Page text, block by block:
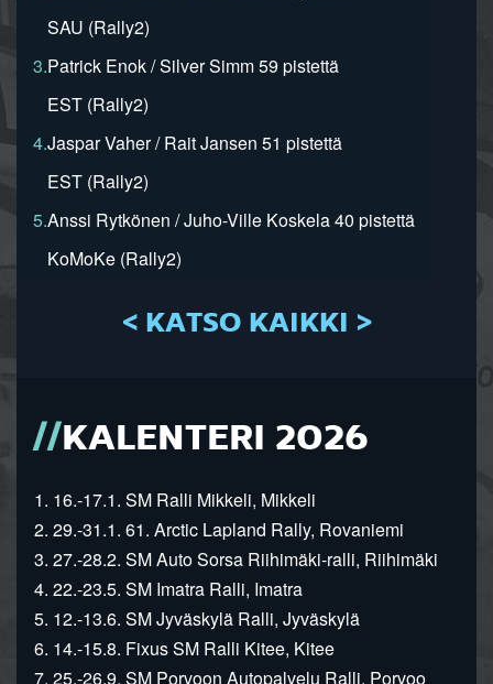
SAU (Rally2)
3.Patrick Enok / Silver Simm 59 pistettä
EST (Rally2)
4.Jaspar Vaher / Rait Jansen 51 pistettä
EST (Rally2)
5.Anssi Rytkönen / Juho-Ville Koskela 40 pistettä
KoMoKe (Rally2)
< KATSO KAIKKI >
KALENTERI 2026
1. 16.-17.1. SM Ralli Mikkeli, Mikkeli
2. 29.-31.1. 61. Arctic Lapland Rally, Rovaniemi
3. 27.-28.2. SM Auto Sorsa Riihimäki-ralli, Riihimäki
4. 22.-23.5. SM Imatra Ralli, Imatra
5. 12.-13.6. SM Jyväskylä Ralli, Jyväskylä
6. 14.-15.8. Fixus SM Ralli Kitee, Kitee
7. 25.-26.9. SM Porvoon Autopalvelu Ralli, Porvoo